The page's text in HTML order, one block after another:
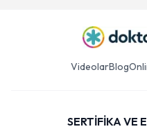
VideolarBlog
SERTİFİKA VE